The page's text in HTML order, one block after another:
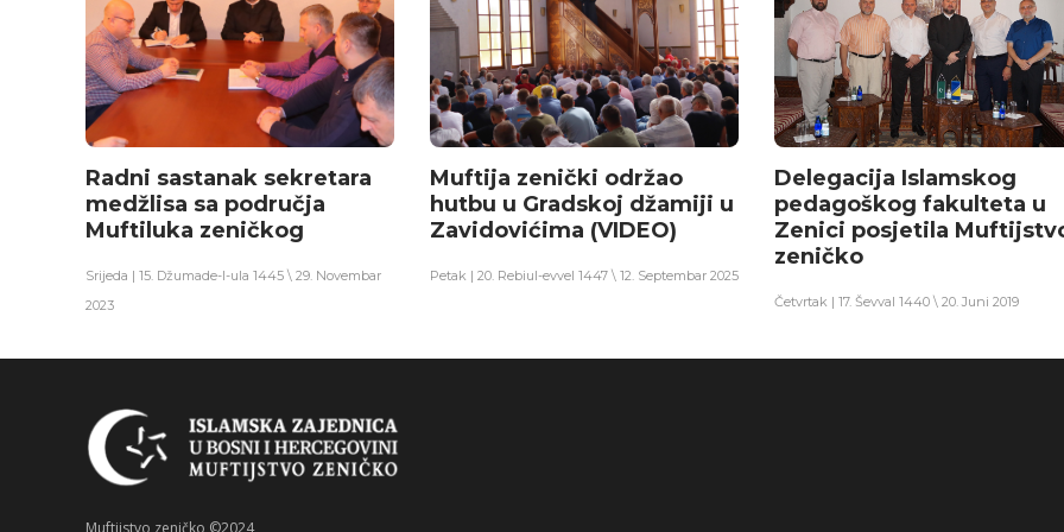
Radni sastanak sekretara
medžlisa sa područja
Muftiluka zeničkog
Srijeda | 15. Džumade-l-ula 1445 \ 29. Novembar
2023
Muftija zenički održao
hutbu u Gradskoj džamiji u
Zavidovićima (VIDEO)
Petak | 20. Rebiul-evvel 1447 \ 12. Septembar 2025
Delegacija Islamskog
pedagoškog fakulteta u
Zenici posjetila
zeničko
Četvrtak | 17. Ševval 1440 \ 20. Juni 2019
Muftijstvo zeničko ©2024